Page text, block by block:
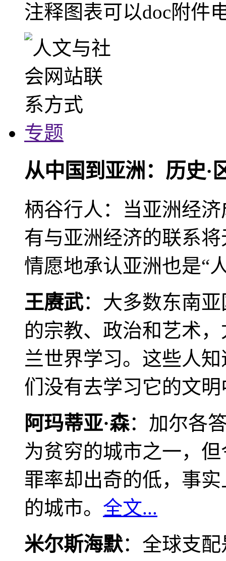
注释图表可以doc附件
专题
从中国到亚洲：历史·
柄谷行人：当亚洲经
有与亚洲经济的联系
情愿地承认亚洲也是“
王赓武：大多数东南
的宗教、政治和艺术
兰世界学习。这些人
们没有去学习它的文
阿玛蒂亚·森：加尔各
为贫穷的城市之一，
罪率却出奇的低，事
的城市。 全文...
米尔斯海默：全球支